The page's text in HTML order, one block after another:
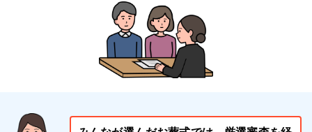
配する必要があります。
さらに移動する際の時間も必要となります。
安芸高田市葬斎場「あじさい聖苑」であれば、1カ所